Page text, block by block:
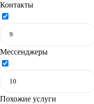
Контакты
Мессенджеры
Похожие услуги